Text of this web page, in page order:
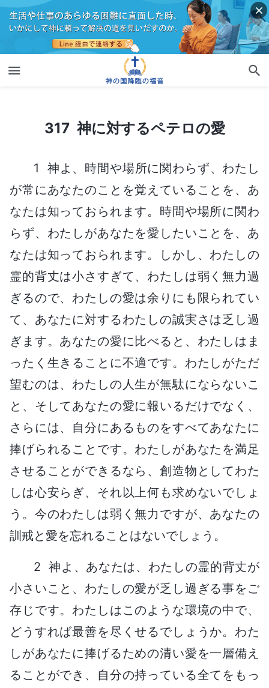
317 神に対するペテロの愛
1 神よ、時間や場所に関わらず、わたし
が常にあなたのことを覚えていることを、あ
なたは知っておられます。時間や場所に関わ
らず、わたしがあなたを愛したいことを、あ
なたは知っておられます。しかし、わたしの
霊的背丈は小さすぎて、わたしは弱く無力過
ぎるので、わたしの愛は余りにも限られてい
て、あなたに対するわたしの誠実さは乏し過
ぎます。あなたの愛に比べると、わたしはま
ったく生きることに不適です。わたしがただ
望むのは、わたしの人生が無駄にならないこ
と、そしてあなたの愛に報いるだけでなく、
さらには、自分にあるものをすべてあなたに
捧げられることです。わたしがあなたを満足
させることができるなら、創造物としてわた
しは心安らぎ、それ以上何も求めないでしょ
う。今のわたしは弱く無力ですが、あなたの
訓戒と愛を忘れることはないでしょう。
2 神よ、あなたは、わたしの霊的背丈が
小さいこと、わたしの愛が乏し過ぎる事をご
存じです。わたしはこのような環境の中で、
どうすれば最善を尽くせるでしょうか。わた
しがあなたに捧げるための清い愛を一層備え
ることができ、自分の持っている全てをもっ